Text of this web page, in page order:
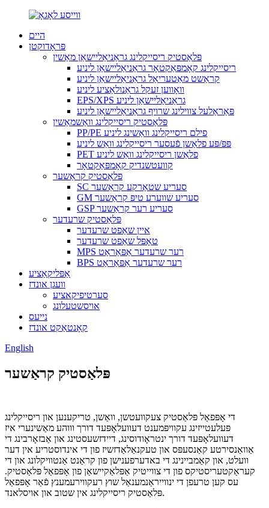
היים
פּראָדוקטן
פּלאַסטיק ריסייקלינג גראַניאַליישאַן מאַשין
ריסייקלינג קאָמפּאַקטאָר גראַניאַליישאַן ליניע
קראַשט מאַטעריאַל גראַניאַליישאַן ליניע
וואָווען זעקל גראַנולאַציע ליניע
EPS/XPS גראַניאַליישאַן ליניע
פּאַראַלעל צווילינג שרויף גראַניאַליישאַן ליניע
פּלאַסטיק ריסייקלינג וואַשמאַשין
PP/PE פילם ריסייקלינג וואַשינג ליניע
פּפּ/פּע פלאַשן פֿעסער ריסייקלינג וואַש ליניע
PET פלאַשן ריסייקלינג וואַש ליניע
קוועטשנדיק קאָמפּאַקטאָר
פּלאַסטיק קראַשער
SC סעריע שטאַרקע קראַשער
GM סעריע שווערע טיפּ קראַשער
GSP סעריע רער קראַשער
פּלאַסטיק שרעדער
איין שאַפט שרעדער
טאָפּל שאַפט שרעדער
MPS רער שרעדער אַפּאַראַט
BPS רער שרעדער אַפּאַראַט
אַפּליקאַציע
וועגן אונדז
סערטיפיקאציע
אויסשטעלונג
נייעס
קאָנטאַקט אונדז
English
פּלאַסטיק קראַשער
די אָפּפאַל פּלאַסטיק צעקוועטשן, וואַשן, טריקענען און ריסייקלינג
פּעלעטייזינג עקוויפּמענט דעוועלאָפּעד דורך וווהע מאַשינערי איז
דעוועלאָפּעד דורך ינטראָודוסינג, דיידזשעסטינג און אַבזאָרבינג די
אַוואַנסירטע קאַנסעפּס און טעקנאַלאַדזשיז פון די אינדוסטריע אין דער
וועלט, און קאַמביינינג די באדערפענישן פון קראַנט אַנטוויקלונג און די
קעראַקטעריסטיקס פון די צווייטיק אַפּלאַקיישאַן פון אָפּפאַל פּלאַסטיק.
עס קען טרעפן די ינווייראַנמענאַל שוץ רעקווירעמענץ פֿאַר אָפּפאַל
פּלאַסטיק ריסייקלינג אין שטוב און אויסלאנד.